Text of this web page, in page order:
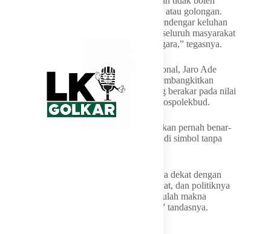
hanya berpikir tentang kepentingan pribadi atau golongan.
Politik harus punya rasa. Harus mampu mendengar keluhan
rakyat kecil, petani, buruh, pedagang, dan seluruh masyarakat
yang menggantungkan harapan kepada negara,” tegasnya.
Dalam momentum Hari Kebangkitan Nasional, Jaro Ade
mengajak seluruh elemen bangsa untuk membangkitkan
kembali kesadaran politik kebangsaan yang berakar pada nilai
sosial, politik, ekonomi, dan budaya atau Sospolekbud.
Menurutnya, cita-cita kemerdekaan tidak akan pernah benar-
benar hidup apabila Pancasila hanya menjadi simbol tanpa
“Bangsa ini akan kuat apabila pemimpinnya dekat dengan
rakyat, kebijakannya berpihak kepada rakyat, dan politiknya
dibangun dengan nilai kemanusiaan. Di situlah makna
kebangkitan nasional yang sesungguhnya,” tandasnya.